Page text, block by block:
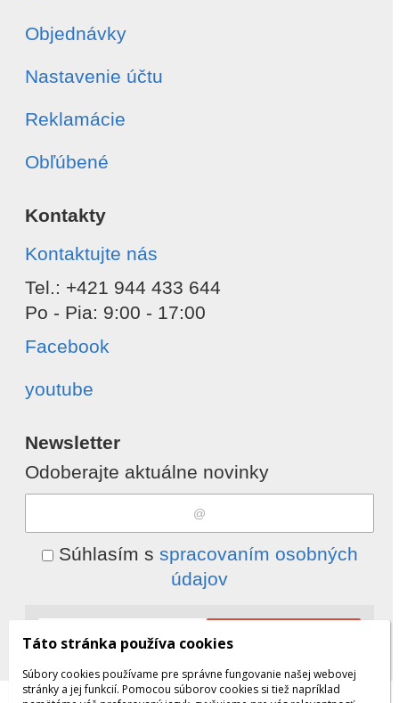
Objednávky
Nastavenie účtu
Reklamácie
Obľúbené
Kontakty
Kontaktujte nás
Tel.: +421 944 433 644
Po - Pia: 9:00 - 17:00
Facebook
youtube
Newsletter
Odoberajte aktuálne novinky
Súhlasím s spracovaním osobných
údajov
Táto stránka používa cookies
Súbory cookies používame pre správne fungovanie našej webovej
stránky a jej funkcií. Pomocou súborov cookies si tiež napríklad